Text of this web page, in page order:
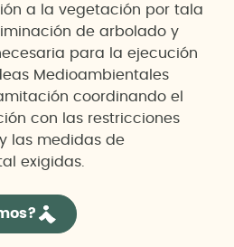
a la vegetación por tala
de arbolado y
para la ejecución
Medioambientales
coordinando el
con las restricciones
las medidas de
exigidas.